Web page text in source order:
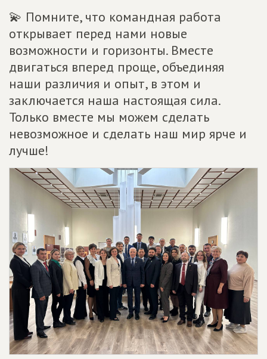
💫 Помните, что командная работа
открывает перед нами новые
возможности и горизонты. Вместе
двигаться вперед проще, объединяя
наши различия и опыт, в этом и
заключается наша настоящая сила.
Только вместе мы можем сделать
невозможное и сделать наш мир ярче и
лучше!